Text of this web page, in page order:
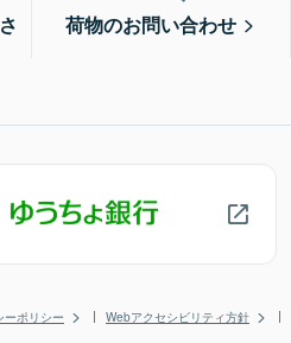
荷物のお問い合わせ
ーポリシー Webアクセシビリティ方針